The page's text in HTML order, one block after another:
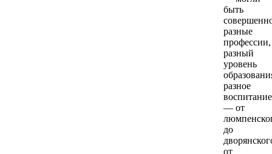
быть
разные
профессии,
разный
уровень
разное
воспитание
— от
до
от